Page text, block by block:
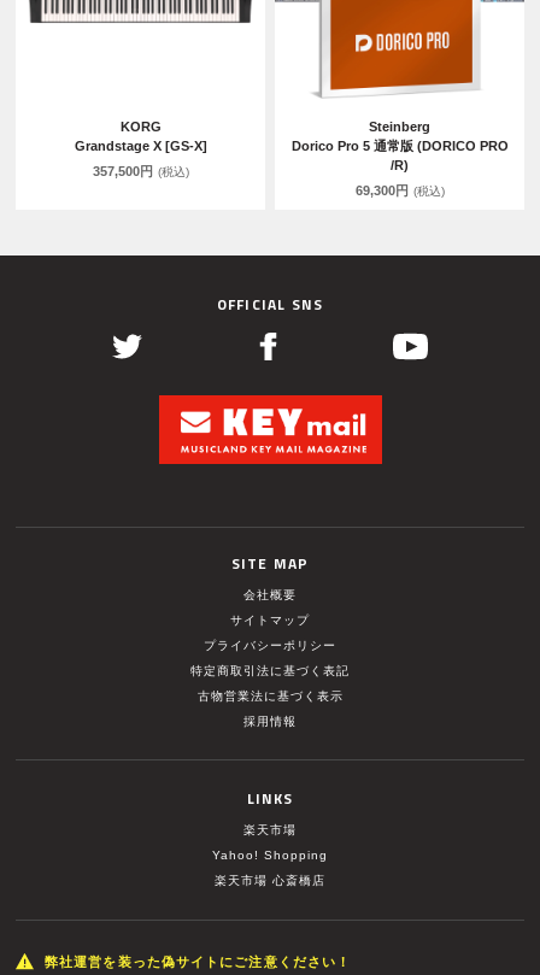
KORG
Grandstage X [GS-X]
357,500円 (税込)
Steinberg
Dorico Pro 5 通常版 (DORICO PRO
/R)
69,300円 (税込)
OFFICIAL SNS
SITE MAP
会社概要
サイトマップ
プライバシーポリシー
特定商取引法に基づく表記
古物営業法に基づく表示
採用情報
LINKS
楽天市場
Yahoo! Shopping
楽天市場 心斎橋店
弊社運営を装った偽サイトにご注意ください！